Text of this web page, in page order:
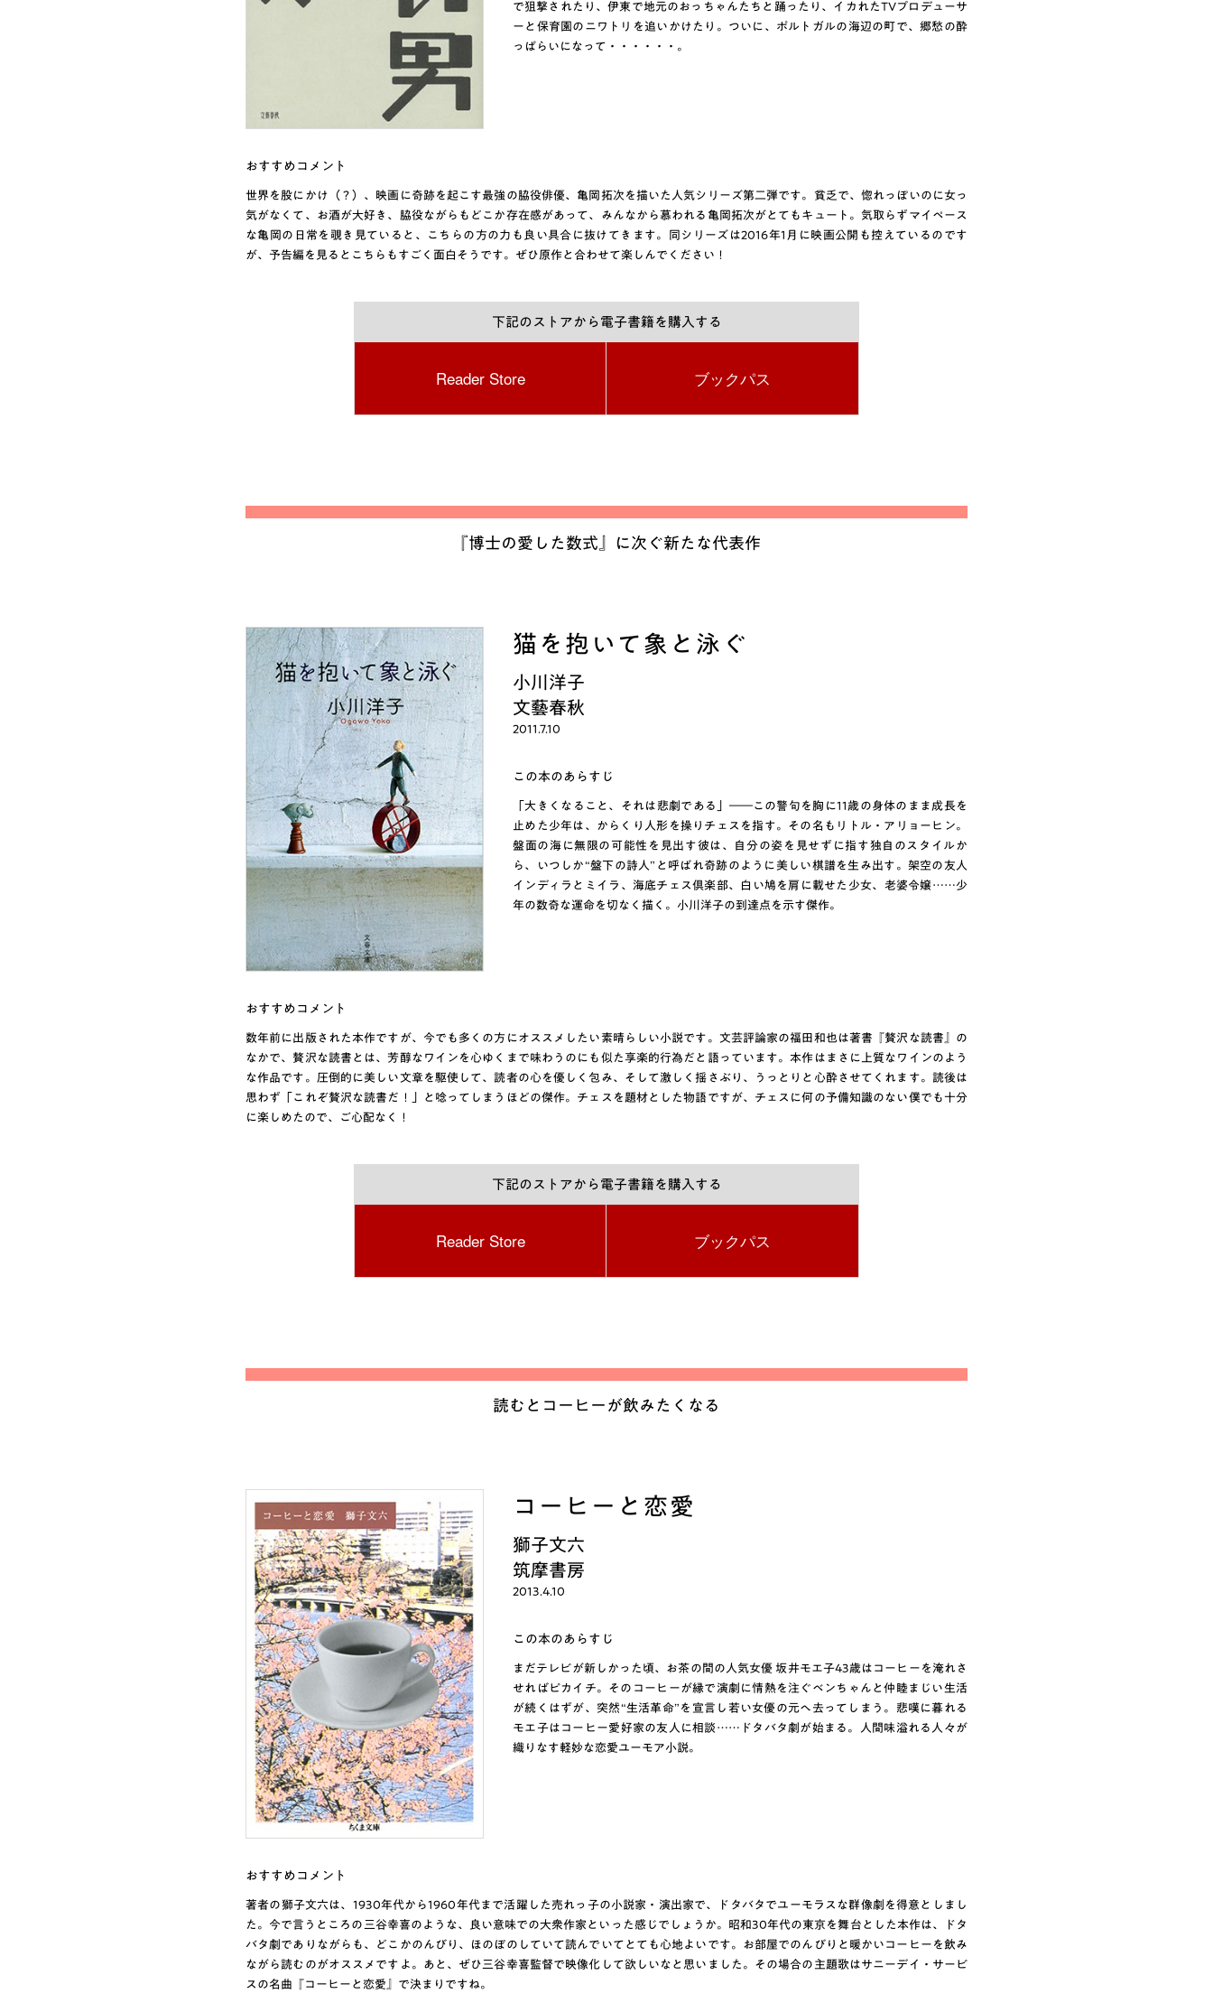
で狙撃されたり、伊東で地元のおっちゃんたちと踊ったり、イカれたTVプロデューサ
ーと保育園のニワトリを追いかけたり。ついに、ポルトガルの海辺の町で、郷愁の酔
っぱらいになって・・・・・・。
おすすめコメント
世界を股にかけ（？）、映画に奇跡を起こす最強の脇役俳優、亀岡拓次を描いた人気シリーズ第二弾です。貧乏で、惚れっぽいのに女っ
気がなくて、お酒が大好き、脇役ながらもどこか存在感があって、みんなから慕われる亀岡拓次がとてもキュート。気取らずマイペース
な亀岡の日常を覗き見ていると、こちらの方の力も良い具合に抜けてきます。同シリーズは2016年1月に映画公開も控えているのです
が、予告編を見るとこちらもすごく面白そうです。ぜひ原作と合わせて楽しんでください！
下記のストアから電子書籍を購入する
Reader Store ブックパス
『博士の愛した数式』に次ぐ新たな代表作
猫を抱いて象と泳ぐ
小川洋子
文藝春秋
2011.7.10
この本のあらすじ
「大きくなること、それは悲劇である」――この警句を胸に11歳の身体のまま成長を
止めた少年は、からくり人形を操りチェスを指す。その名もリトル・アリョーヒン。
盤面の海に無限の可能性を見出す彼は、自分の姿を見せずに指す独自のスタイルか
ら、いつしか“盤下の詩人”と呼ばれ奇跡のように美しい棋譜を生み出す。架空の友人
インディラとミイラ、海底チェス倶楽部、白い鳩を肩に載せた少女、老婆令嬢……少
年の数奇な運命を切なく描く。小川洋子の到達点を示す傑作。
おすすめコメント
数年前に出版された本作ですが、今でも多くの方にオススメしたい素晴らしい小説です。文芸評論家の福田和也は著書『贅沢な読書』の
なかで、贅沢な読書とは、芳醇なワインを心ゆくまで味わうのにも似た享楽的行為だと語っています。本作はまさに上質なワインのよう
な作品です。圧倒的に美しい文章を駆使して、読者の心を優しく包み、そして激しく揺さぶり、うっとりと心酔させてくれます。読後は
思わず「これぞ贅沢な読書だ！」と唸ってしまうほどの傑作。チェスを題材とした物語ですが、チェスに何の予備知識のない僕でも十分
に楽しめたので、ご心配なく！
下記のストアから電子書籍を購入する
Reader Store ブックパス
読むとコーヒーが飲みたくなる
コーヒーと恋愛
獅子文六
筑摩書房
2013.4.10
この本のあらすじ
まだテレビが新しかった頃、お茶の間の人気女優 坂井モエ子43歳はコーヒーを淹れさ
せればピカイチ。そのコーヒーが縁で演劇に情熱を注ぐベンちゃんと仲睦まじい生活
が続くはずが、突然“生活革命”を宣言し若い女優の元へ去ってしまう。悲嘆に暮れる
モエ子はコーヒー愛好家の友人に相談……ドタバタ劇が始まる。人間味溢れる人々が
織りなす軽妙な恋愛ユーモア小説。
おすすめコメント
著者の獅子文六は、1930年代から1960年代まで活躍した売れっ子の小説家・演出家で、ドタバタでユーモラスな群像劇を得意としまし
た。今で言うところの三谷幸喜のような、良い意味での大衆作家といった感じでしょうか。昭和30年代の東京を舞台とした本作は、ドタ
バタ劇でありながらも、どこかのんびり、ほのぼのしていて読んでいてとても心地よいです。お部屋でのんびりと暖かいコーヒーを飲み
ながら読むのがオススメですよ。あと、ぜひ三谷幸喜監督で映像化して欲しいなと思いました。その場合の主題歌はサニーデイ・サービ
スの名曲『コーヒーと恋愛』で決まりですね。